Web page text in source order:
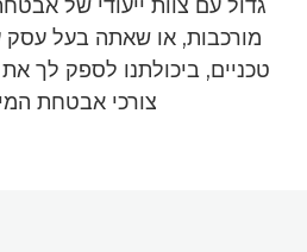
מורכבות, או שאתה בעל
טכניים, ביכולתנו לספק לך
צורכי אבטחת